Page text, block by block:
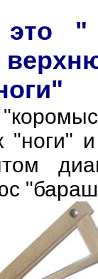
"
"ноги"